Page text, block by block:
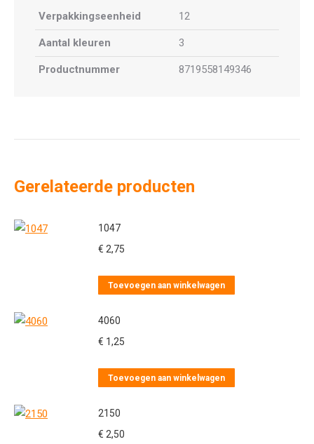
Verpakkingseenheid 12
Aantal kleuren 3
Productnummer 8719558149346
Gerelateerde producten
1047
€ 2,75
Toevoegen aan winkelwagen
4060
€ 1,25
Toevoegen aan winkelwagen
2150
€ 2,50